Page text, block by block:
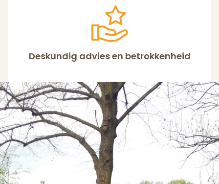
Deskundig advies en betrokkenheid